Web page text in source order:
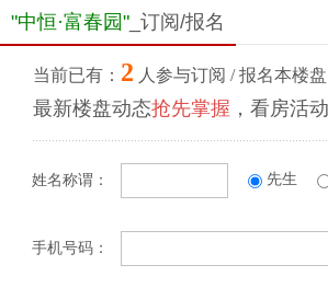
"中恒·富春园" _订阅/报名
当前已有： 2 人参与订阅 / 报名本楼盘
最新楼盘动态抢先掌握 ，看房活动
姓名称谓： 先生
手机号码：